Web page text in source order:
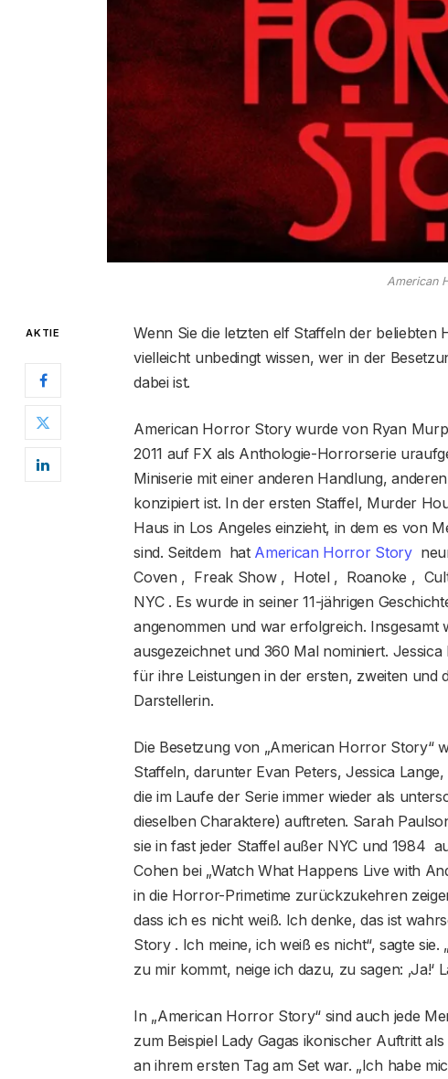
American
AKTIE
Wenn Sie die letzten elf Staffeln der
vielleicht unbedingt wissen, wer in der
dabei ist.
American Horror Story wurde von Ryan
2011 auf FX als Anthologie-Horrorserie
Miniserie mit einer anderen Handlung,
konzipiert ist. In der ersten Staffel, Murder
Haus in Los Angeles einzieht, in dem es von
sind. Seitdem hat American Horror Story
Coven , Freak Show , Hotel , Roanoke ,
NYC . Es wurde in seiner 11-jährigen
angenommen und war erfolgreich. Insgesamt
ausgezeichnet und 360 Mal nominiert. Jessica
für ihre Leistungen in der ersten, zweiten und
Darstellerin.
Die Besetzung von „American Horror Story“
Staffeln, darunter Evan Peters, Jessica
die im Laufe der Serie immer wieder als
dieselben Charaktere) auftreten. Sarah
sie in fast jeder Staffel außer NYC und 1984
Cohen bei „Watch What Happens Live with
in die Horror-Primetime zurückzukehren
dass ich es nicht weiß. Ich denke, das ist
Story . Ich meine, ich weiß es nicht“, sagte
zu mir kommt, neige ich dazu, zu sagen: ‚Ja!‘
In „American Horror Story“ sind auch jede
zum Beispiel Lady Gagas ikonischer Auftritt
an ihrem ersten Tag am Set war. „Ich habe